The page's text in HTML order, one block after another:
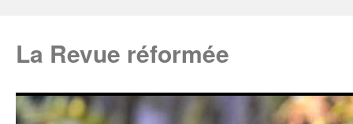
La Revue réformée